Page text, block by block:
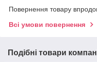
Повернення товару
Всі умови повернення
Подібні товари